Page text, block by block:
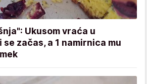
Ukusom vraća u
začas, a 1 namirnica mu